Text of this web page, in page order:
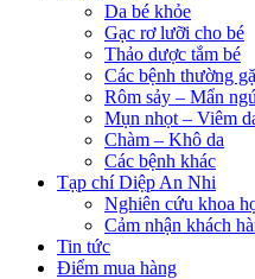
Da bé khỏe
Gạc rơ lưỡi cho bé
Thảo dược tắm bé
Các bệnh thường
Rôm sảy – Mẩn
Mụn nhọt – Viêm
Chàm – Khô da
Các bệnh khác
Tạp chí Diệp An Nhi
Nghiên cứu khoa
Cảm nhận khách
Tin tức
Điểm mua hàng